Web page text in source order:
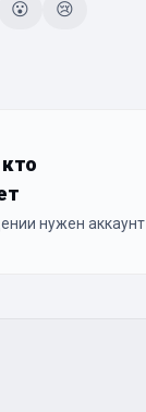
😮 😢
нужен аккаунт